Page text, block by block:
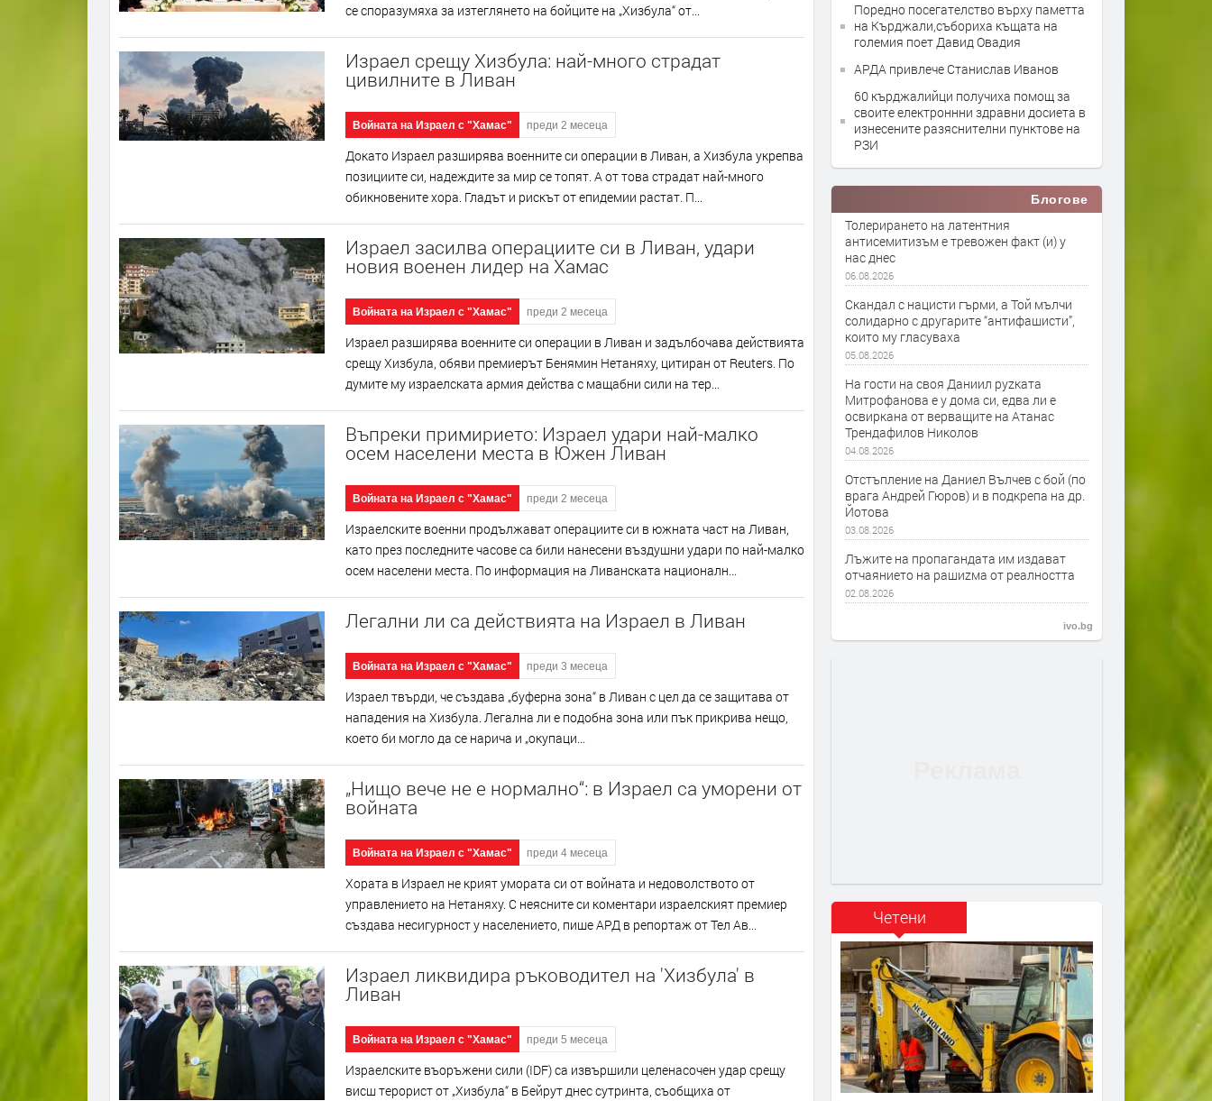
се споразумяха за изтеглянето на бойците на „Хизбула“ от...
Израел срещу Хизбула: най-много страдат
цивилните в Ливан
Войната на Израел с "Хамас" преди 2 месеца
Докато Израел разширява военните си операции в Ливан, а Хизбула укрепва
позициите си, надеждите за мир се топят. А от това страдат най-много
обикновените хора. Гладът и рискът от епидемии растат. П...
Израел засилва операциите си в Ливан, удари
новия военен лидер на Хамас
Войната на Израел с "Хамас" преди 2 месеца
Израел разширява военните си операции в Ливан и задълбочава действията
срещу Хизбула, обяви премиерът Бенямин Нетаняху, цитиран от Reuters. По
думите му израелската армия действа с мащабни сили на тер...
Въпреки примирието: Израел удари най-малко
осем населени места в Южен Ливан
Войната на Израел с "Хамас" преди 2 месеца
Израелските военни продължават операциите си в южната част на Ливан,
като през последните часове са били нанесени въздушни удари по най-малко
осем населени места. По информация на Ливанската националн...
Легални ли са действията на Израел в Ливан
Войната на Израел с "Хамас" преди 3 месеца
Израел твърди, че създава „буферна зона“ в Ливан с цел да се защитава от
нападения на Хизбула. Легална ли е подобна зона или пък прикрива нещо,
което би могло да се нарича и „окупаци...
„Нищо вече не е нормално“: в Израел са уморени от
войната
Войната на Израел с "Хамас" преди 4 месеца
Хората в Израел не крият умората си от войната и недоволството от
управлението на Нетаняху. С неясните си коментари израелският премиер
създава несигурност у населението, пише АРД в репортаж от Тел Ав...
Израел ликвидира ръководител на 'Хизбула' в
Ливан
Войната на Израел с "Хамас" преди 5 месеца
Израелските въоръжени сили (IDF) са извършили целенасочен удар срещу
висш терорист от „Хизбула“ в Бейрут днес сутринта, съобщиха от
Поредно посегателство върху паметта
на Кърджали,събориха къщата на
големия поет Давид Овадия
АРДА привлече Станислав Иванов
60 кърджалийци получиха помощ за
своите електроннни здравни досиета в
изнесените разяснителни пунктове на
РЗИ
Блогове
Толерирането на латентния
антисемитизъм е тревожен факт (и) у
нас днес
06.08.2026
Скандал с нацисти гърми, а Той мълчи
солидарно с другарите “антифашисти”,
които му гласуваха
05.08.2026
На гости на своя Даниил руzката
Митрофанова е у дома си, едва ли е
освиркана от верващите на Атанас
Трендафилов Николов
04.08.2026
Отстъпление на Даниел Вълчев с бой (по
врага Андрей Гюров) и в подкрепа на др.
Йотова
03.08.2026
Лъжите на пропагандата им издават
отчаянието на рашиzма от реалността
02.08.2026
ivo.bg
Четени